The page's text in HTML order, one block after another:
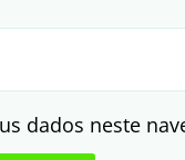
dados neste